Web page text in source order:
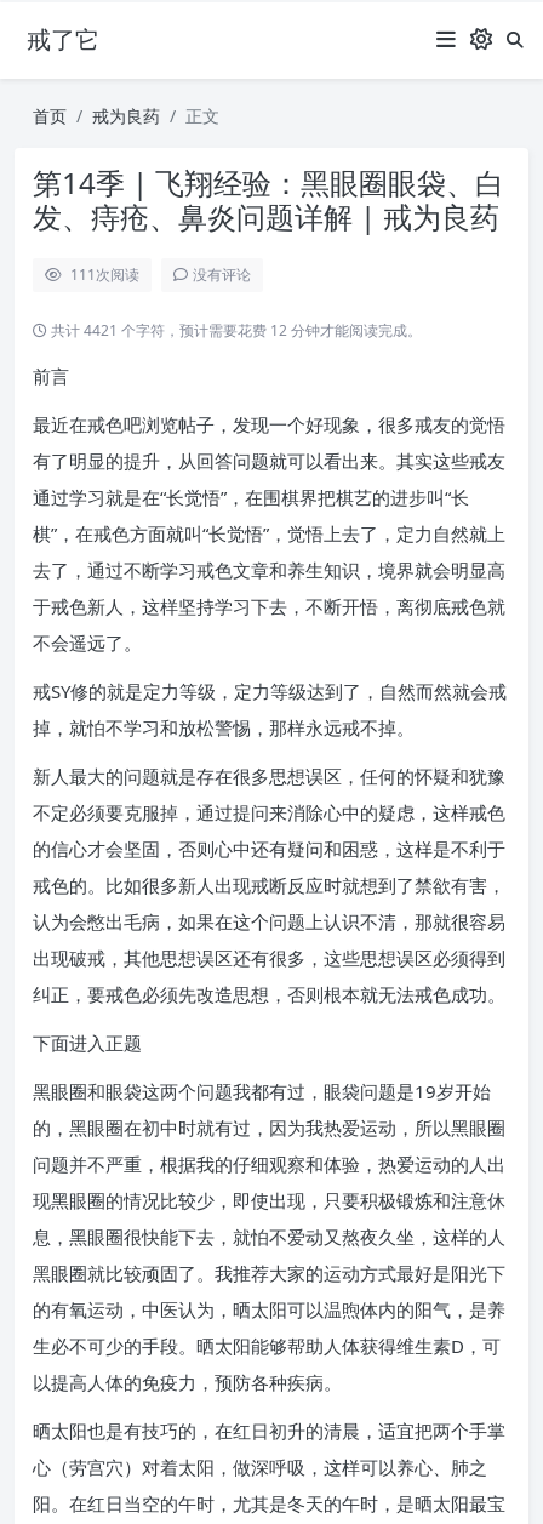
戒了它
首页 戒为良药 正文
第14季 | 飞翔经验：黑眼圈眼袋、白
发、痔疮、鼻炎问题详解 | 戒为良药
111次阅读 没有评论
共计 4421 个字符，预计需要花费 12 分钟才能阅读完成。
前言
最近在戒色吧浏览帖子，发现一个好现象，很多戒友的觉悟
有了明显的提升，从回答问题就可以看出来。其实这些戒友
通过学习就是在“长觉悟”，在围棋界把棋艺的进步叫“长
棋”，在戒色方面就叫“长觉悟”，觉悟上去了，定力自然就上
去了，通过不断学习戒色文章和养生知识，境界就会明显高
于戒色新人，这样坚持学习下去，不断开悟，离彻底戒色就
不会遥远了。
戒SY修的就是定力等级，定力等级达到了，自然而然就会戒
掉，就怕不学习和放松警惕，那样永远戒不掉。
新人最大的问题就是存在很多思想误区，任何的怀疑和犹豫
不定必须要克服掉，通过提问来消除心中的疑虑，这样戒色
的信心才会坚固，否则心中还有疑问和困惑，这样是不利于
戒色的。比如很多新人出现戒断反应时就想到了禁欲有害，
认为会憋出毛病，如果在这个问题上认识不清，那就很容易
出现破戒，其他思想误区还有很多，这些思想误区必须得到
纠正，要戒色必须先改造思想，否则根本就无法戒色成功。
下面进入正题
黑眼圈和眼袋这两个问题我都有过，眼袋问题是19岁开始
的，黑眼圈在初中时就有过，因为我热爱运动，所以黑眼圈
问题并不严重，根据我的仔细观察和体验，热爱运动的人出
现黑眼圈的情况比较少，即使出现，只要积极锻炼和注意休
息，黑眼圈很快能下去，就怕不爱动又熬夜久坐，这样的人
黑眼圈就比较顽固了。我推荐大家的运动方式最好是阳光下
的有氧运动，中医认为，晒太阳可以温煦体内的阳气，是养
生必不可少的手段。晒太阳能够帮助人体获得维生素D，可
以提高人体的免疫力，预防各种疾病。
晒太阳也是有技巧的，在红日初升的清晨，适宜把两个手掌
心（劳宫穴）对着太阳，做深呼吸，这样可以养心、肺之
阳。在红日当空的午时，尤其是冬天的午时，是晒太阳最宝